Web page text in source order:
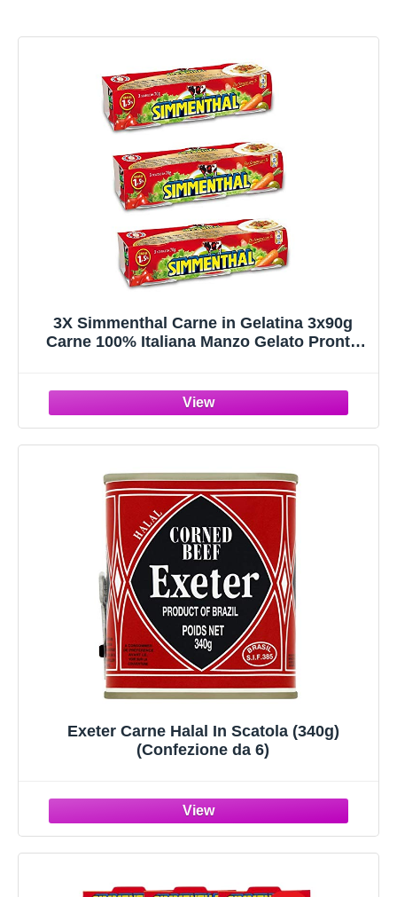
3X Simmenthal Carne in Gelatina 3x90g
Carne 100% Italiana Manzo Gelato Pronto
Exeter Carne Halal In Scatola (340g)
(Confezione da 6)